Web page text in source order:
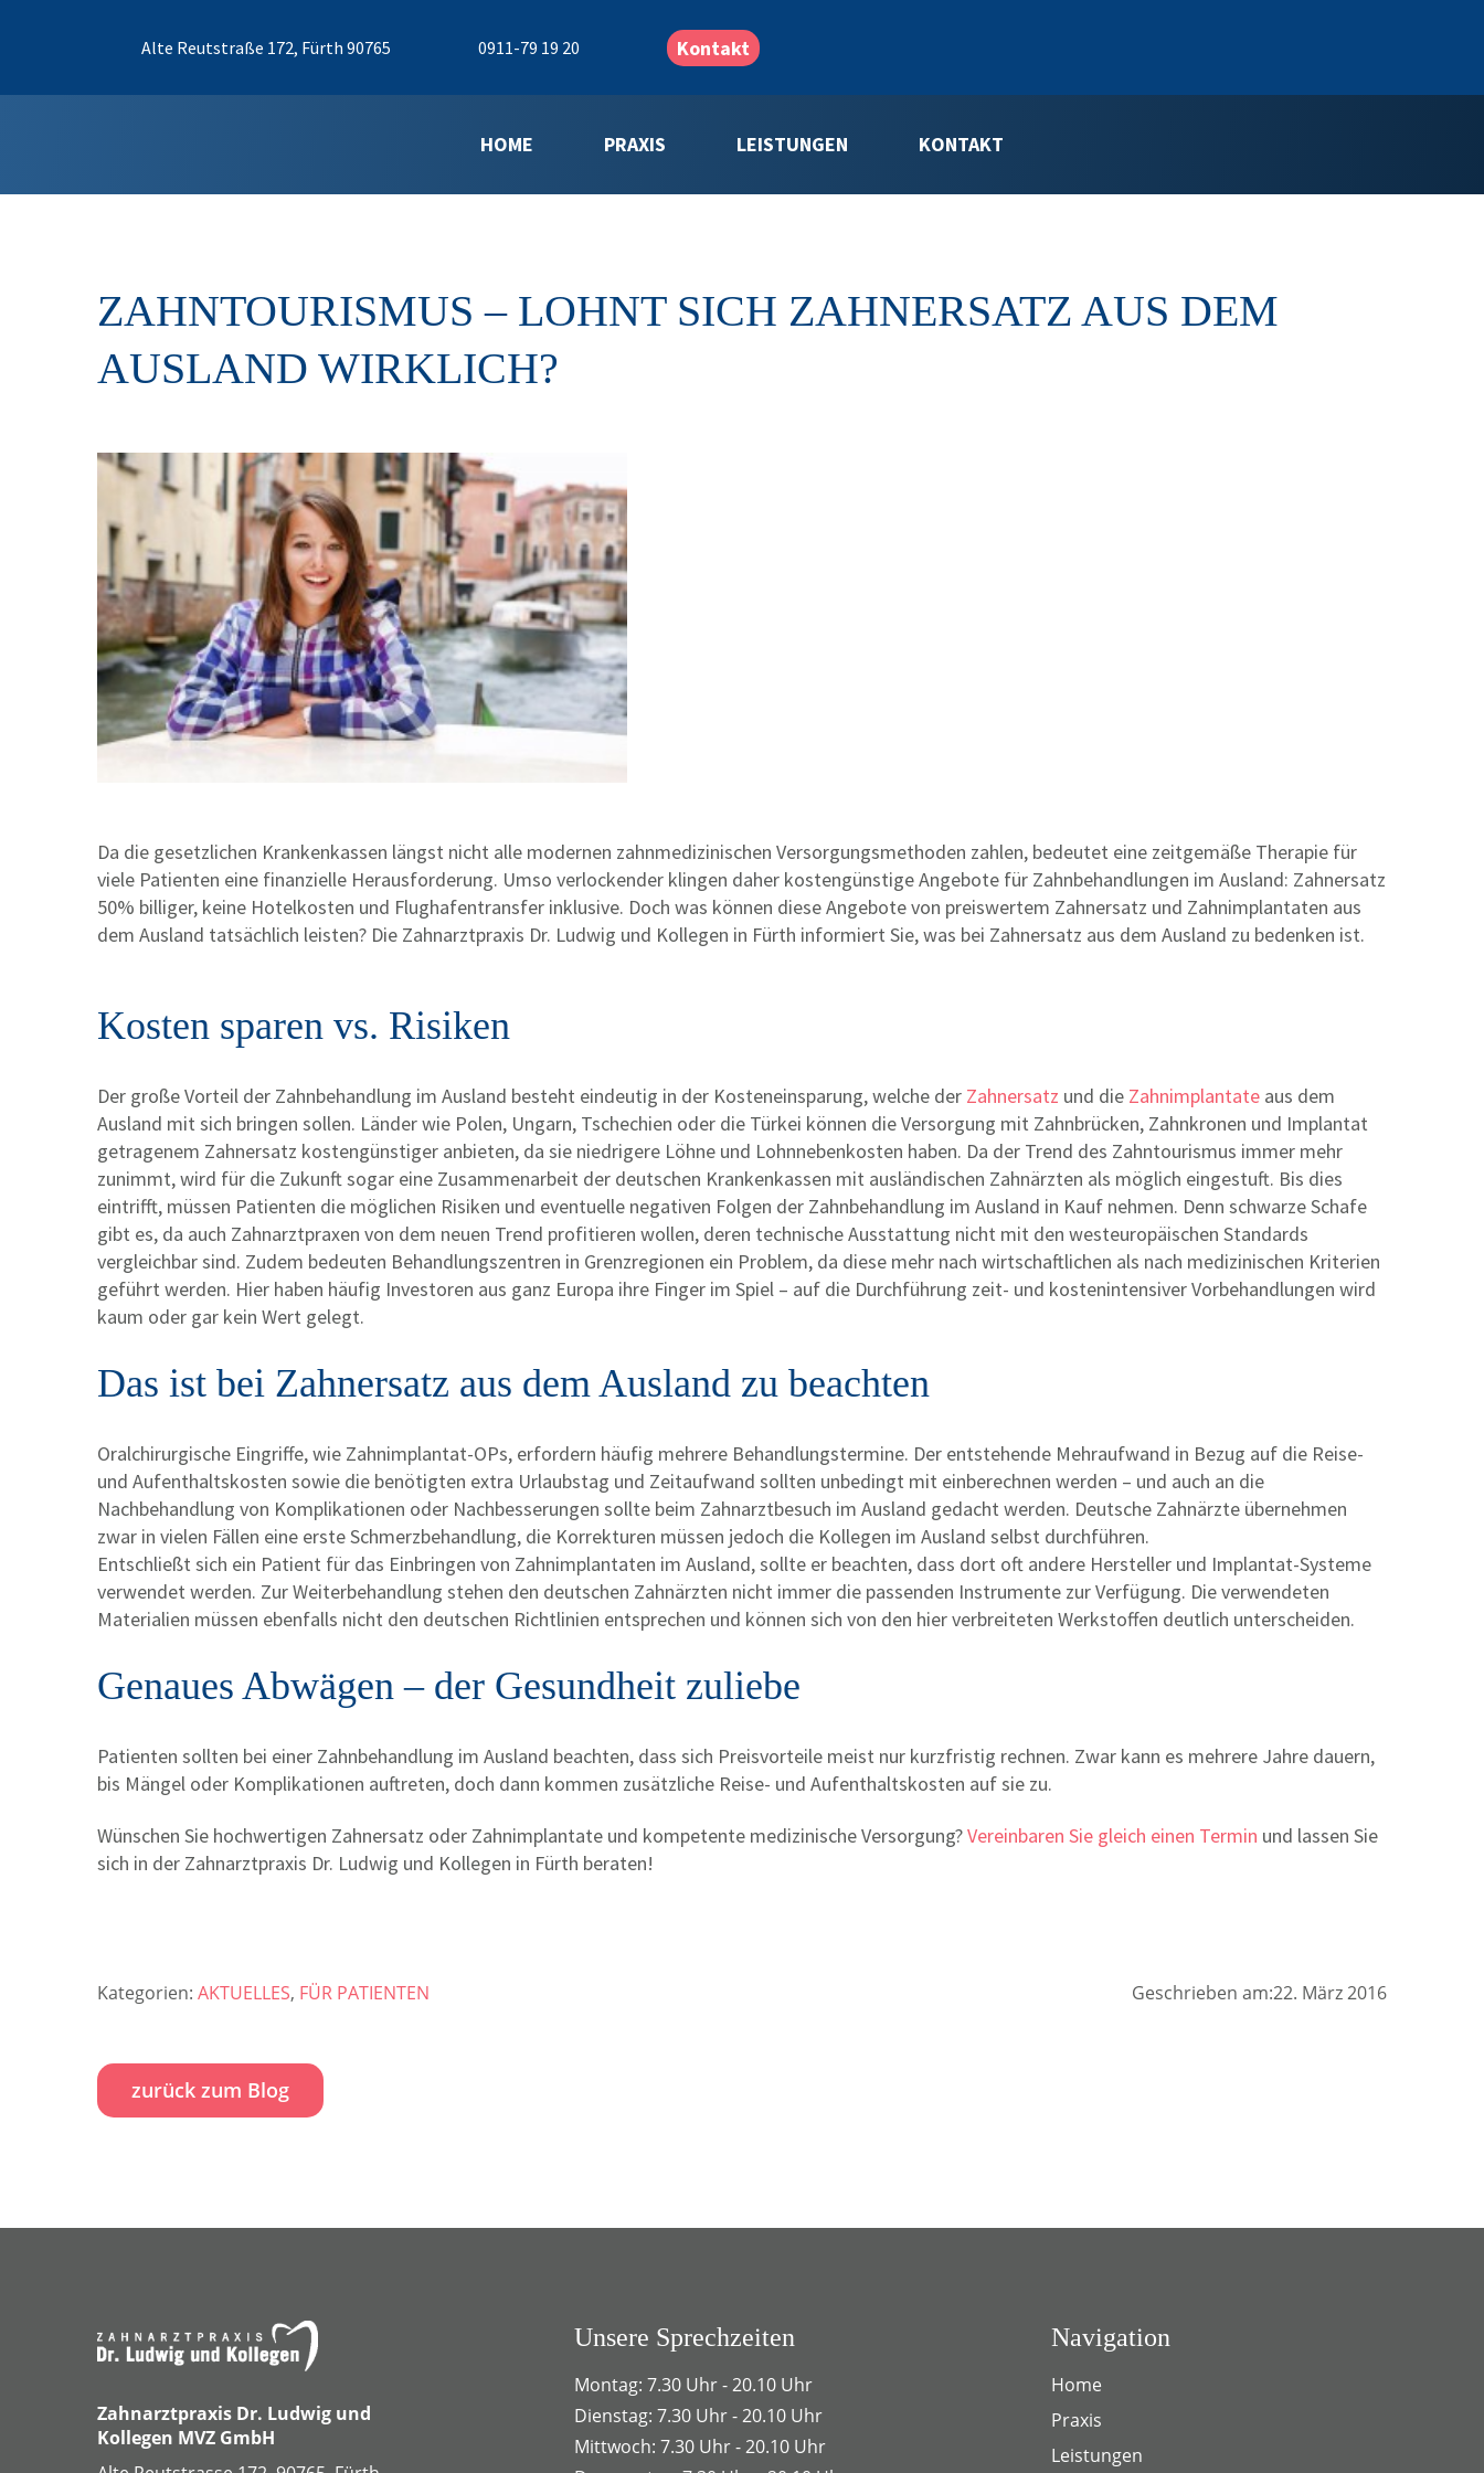
Alte Reutstraße 172, Fürth 90765 0911-79 19 20 Kontakt
HOME PRAXIS LEISTUNGEN KONTAKT
ZAHNTOURISMUS – LOHNT SICH ZAHNERSATZ AUS DEM
AUSLAND WIRKLICH?
Da die gesetzlichen Krankenkassen längst nicht alle modernen zahnmedizinischen Versorgungsmethoden zahlen, bedeutet eine zeitgemäße Therapie für
viele Patienten eine finanzielle Herausforderung. Umso verlockender klingen daher kostengünstige Angebote für Zahnbehandlungen im Ausland: Zahnersatz
50% billiger, keine Hotelkosten und Flughafentransfer inklusive. Doch was können diese Angebote von preiswertem Zahnersatz und Zahnimplantaten aus
dem Ausland tatsächlich leisten? Die Zahnarztpraxis Dr. Ludwig und Kollegen in Fürth informiert Sie, was bei Zahnersatz aus dem Ausland zu bedenken ist.
Kosten sparen vs. Risiken
Der große Vorteil der Zahnbehandlung im Ausland besteht eindeutig in der Kosteneinsparung, welche der Zahnersatz und die Zahnimplantate aus dem
Ausland mit sich bringen sollen. Länder wie Polen, Ungarn, Tschechien oder die Türkei können die Versorgung mit Zahnbrücken, Zahnkronen und Implantat
getragenem Zahnersatz kostengünstiger anbieten, da sie niedrigere Löhne und Lohnnebenkosten haben. Da der Trend des Zahntourismus immer mehr
zunimmt, wird für die Zukunft sogar eine Zusammenarbeit der deutschen Krankenkassen mit ausländischen Zahnärzten als möglich eingestuft. Bis dies
eintrifft, müssen Patienten die möglichen Risiken und eventuelle negativen Folgen der Zahnbehandlung im Ausland in Kauf nehmen. Denn schwarze Schafe
gibt es, da auch Zahnarztpraxen von dem neuen Trend profitieren wollen, deren technische Ausstattung nicht mit den westeuropäischen Standards
vergleichbar sind. Zudem bedeuten Behandlungszentren in Grenzregionen ein Problem, da diese mehr nach wirtschaftlichen als nach medizinischen Kriterien
geführt werden. Hier haben häufig Investoren aus ganz Europa ihre Finger im Spiel – auf die Durchführung zeit- und kostenintensiver Vorbehandlungen wird
kaum oder gar kein Wert gelegt.
Das ist bei Zahnersatz aus dem Ausland zu beachten
Oralchirurgische Eingriffe, wie Zahnimplantat-OPs, erfordern häufig mehrere Behandlungstermine. Der entstehende Mehraufwand in Bezug auf die Reise-
und Aufenthaltskosten sowie die benötigten extra Urlaubstag und Zeitaufwand sollten unbedingt mit einberechnen werden – und auch an die
Nachbehandlung von Komplikationen oder Nachbesserungen sollte beim Zahnarztbesuch im Ausland gedacht werden. Deutsche Zahnärzte übernehmen
zwar in vielen Fällen eine erste Schmerzbehandlung, die Korrekturen müssen jedoch die Kollegen im Ausland selbst durchführen.
Entschließt sich ein Patient für das Einbringen von Zahnimplantaten im Ausland, sollte er beachten, dass dort oft andere Hersteller und Implantat-Systeme
verwendet werden. Zur Weiterbehandlung stehen den deutschen Zahnärzten nicht immer die passenden Instrumente zur Verfügung. Die verwendeten
Materialien müssen ebenfalls nicht den deutschen Richtlinien entsprechen und können sich von den hier verbreiteten Werkstoffen deutlich unterscheiden.
Genaues Abwägen – der Gesundheit zuliebe
Patienten sollten bei einer Zahnbehandlung im Ausland beachten, dass sich Preisvorteile meist nur kurzfristig rechnen. Zwar kann es mehrere Jahre dauern,
bis Mängel oder Komplikationen auftreten, doch dann kommen zusätzliche Reise- und Aufenthaltskosten auf sie zu.
Wünschen Sie hochwertigen Zahnersatz oder Zahnimplantate und kompetente medizinische Versorgung?Vereinbaren Sie gleich einen Termin und lassen Sie
sich in der Zahnarztpraxis Dr. Ludwig und Kollegen in Fürth beraten!
Kategorien: AKTUELLES, FÜR PATIENTEN Geschrieben am:22. März 2016
zurück zum Blog
Zahnarztpraxis Dr. Ludwig und
Kollegen MVZ GmbH
Unsere Sprechzeiten
Montag: 7.30 Uhr - 20.10 Uhr
Dienstag: 7.30 Uhr - 20.10 Uhr
Mittwoch: 7.30 Uhr - 20.10 Uhr
Navigation
Home
Praxis
Leistungen